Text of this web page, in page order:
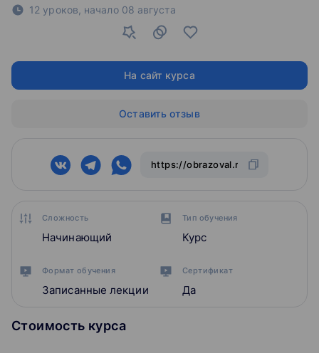
Сложность
Начинающий
Тип обучения
Курс
Формат обучения
Записанные лекции
Сертификат
Да
Стоимость курса
12 уроков, начало 08 августа
На сайт курса
Оставить отзыв